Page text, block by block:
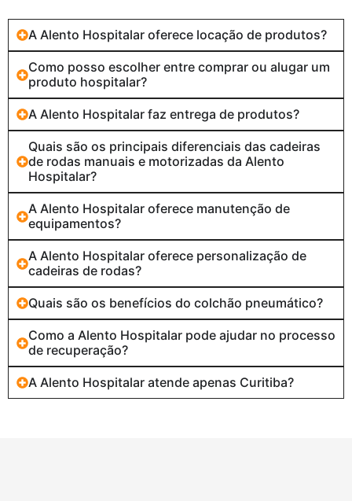
A Alento Hospitalar oferece locação de produtos?
Como posso escolher entre comprar ou alugar um
produto hospitalar?
A Alento Hospitalar faz entrega de produtos?
Quais são os principais diferenciais das cadeiras
de rodas manuais e motorizadas da Alento
Hospitalar?
A Alento Hospitalar oferece manutenção de
equipamentos?
A Alento Hospitalar oferece personalização de
cadeiras de rodas?
Quais são os benefícios do colchão pneumático?
Como a Alento Hospitalar pode ajudar no processo
de recuperação?
A Alento Hospitalar atende apenas Curitiba?